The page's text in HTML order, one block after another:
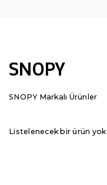
SNOPY
SNOPY Markalı Ürünler
Listelenecek bir ürün yok